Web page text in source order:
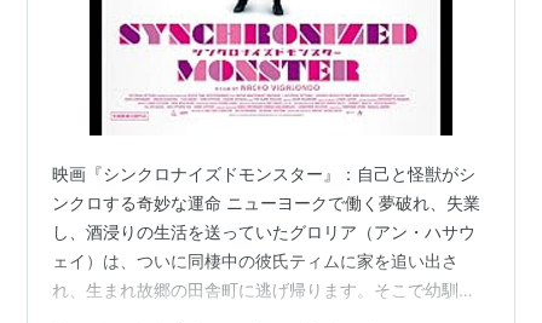
映画『シンクロナイズドモンスター』：自己と怪獣がシ
ンクロする奇妙な運命 ニューヨークで働く夢破れ、失業
し、酒浸りの生活を送っていたグロリア（アン・ハサウ
ェイ）は、ついに同棲中の彼氏ティムに家を追い出さ
れ、生まれ故郷の田舎町に逃げ帰ります。そこで幼馴染